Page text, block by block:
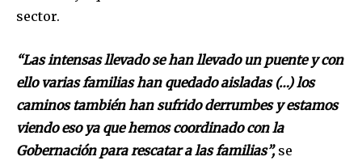
Join our community of
SUBSCRIBERS and be part of the
conversation.
sector.
“Las intensas llevado se han llevado un puente y con
ello varias familias han quedado aisladas (…) los
caminos también han sufrido derrumbes y estamos
viendo eso ya que hemos coordinado con la
Gobernación para rescatar a las familias”,se